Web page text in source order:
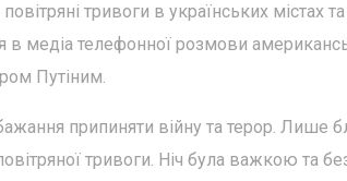
тривоги в українських містах
в медіа телефонної розмови
Путіним.
припиняти війну та терор. Лише
тривоги. Ніч була важкою та